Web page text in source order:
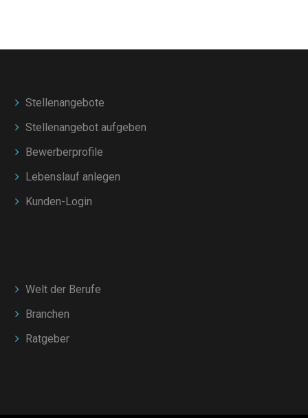
Stellenangebote
Stellenangebot aufgeben
Bewerberprofile
Lebenslauf anlegen
Kunden-Login
Welt der Berufe
Branchen
Ratgeber